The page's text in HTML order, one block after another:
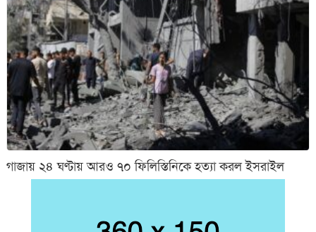
গাজায় ২৪ ঘণ্টায় আরও ৭০ ফিলিস্তিনিকে হত্যা করল ইসরাইল